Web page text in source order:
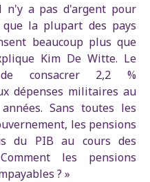
n'y a pas d'argent pour
la plupart des pays
beaucoup plus que
Kim De Witte. Le
de consacrer 2,2 %
dépenses militaires au
Sans toutes les
les pensions
du PIB au cours des
les pensions
? »